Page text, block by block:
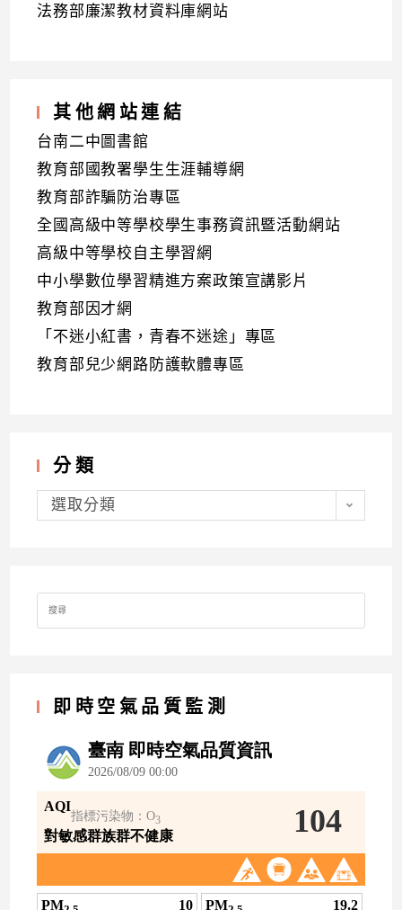
法務部廉潔教材資料庫網站
其他網站連結
台南二中圖書館
教育部國教署學生生涯輔導網
教育部詐騙防治專區
全國高級中等學校學生事務資訊暨活動網站
高級中等學校自主學習網
中小學數位學習精進方案政策宣講影片
教育部因才網
「不迷小紅書，青春不迷途」專區
教育部兒少網路防護軟體專區
分類
分
類選取分類
Search
for:
即時空氣品質監測